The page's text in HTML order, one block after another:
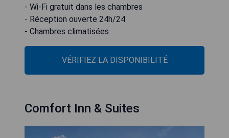
- Wi-Fi gratuit dans les chambres
- Réception ouverte 24h/24
- Chambres climatisées
VÉRIFIEZ LA DISPONIBILITÉ
Comfort Inn & Suites